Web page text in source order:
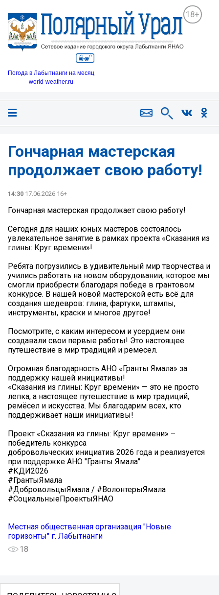
18+
Погода в Лабытнанги на месяц
world-weather.ru
Гончарная мастерская
продолжает свою работу!
14:30 17.06.2026 16+
Гончарная мастерская продолжает свою работу!
Сегодня для наших юных мастеров состоялось
увлекательное занятие в рамках проекта «Сказания из
глины: Круг времени»!
Ребята погрузились в удивительный мир творчества и
учились работать на новом оборудовании, которое мы
смогли приобрести благодаря победе в грантовом
конкурсе. В нашей новой мастерской есть всё для
создания шедевров: глина, фартуки, штампы,
инструменты, краски и многое другое!
Посмотрите, с каким интересом и усердием они
создавали свои первые работы! Это настоящее
путешествие в мир традиций и ремёсел.
Огромная благодарность АНО «Гранты Ямала» за
поддержку нашей инициативы!
«Сказания из глины: Круг времени» — это не просто
лепка, а настоящее путешествие в мир традиций,
ремёсел и искусства. Мы благодарим всех, кто
поддерживает наши инициативы!
Проект «Сказания из глины: Круг времени» –
победитель конкурса
добровольческих инициатив 2026 года и реализуется
при поддержке АНО "Гранты Ямала"
#КДИ2026
#ГрантыЯмала
#ДобровольцыЯмала / #ВолонтерыЯмала
#СоциальныеПроектыЯНАО
Местная общественная организация "Новые
горизонты" г. Лабытнанги
18